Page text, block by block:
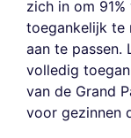
zich in om
toegankelijk te
aan te passen.
volledig
van de Grand
voor gezinnen